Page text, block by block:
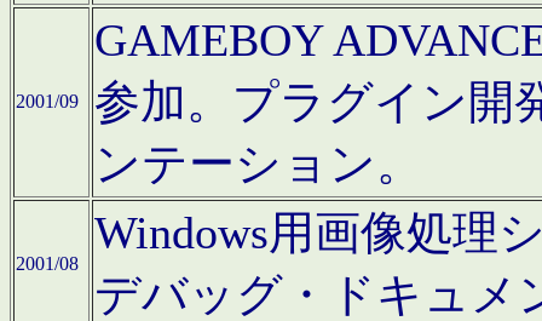
2001/09
GAMEBOY
参加。プラグイン開
ンテーション。
2001/08
Windows用画像処理
デバッグ・ドキュメ